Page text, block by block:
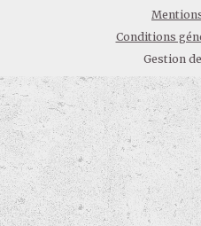
Conditions
Gestion